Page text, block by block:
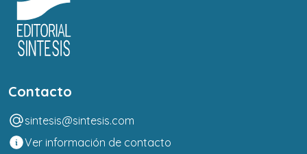
Contacto
sintesis@sintesis.com
Ver información de contacto